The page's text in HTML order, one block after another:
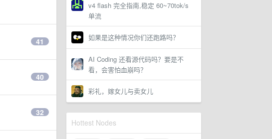
v4 flash 完全指南,稳定 60~70tok/s
单流
如果是这种情况你们还跑路吗？
AI Coding 还看源代码吗？要是不
看，会害怕血崩吗？
彩礼，嫁女儿与卖女儿
Hottest Nodes
41
40
32